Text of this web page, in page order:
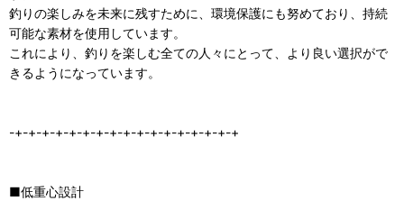
釣りの楽しみを未来に残すために、環境保護にも努めており、持続
可能な素材を使用しています。
これにより、釣りを楽しむ全ての人々にとって、より良い選択がで
きるようになっています。
-+-+-+-+-+-+-+-+-+-+-+-+-+-+-+-+-+
■低重心設計